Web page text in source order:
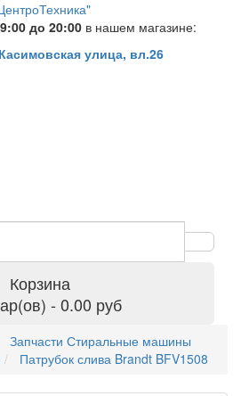
до 20:00 в нашем магазине:
улица, вл.26
Корзина
- 0.00 руб
Запчасти Стиральные машины
Патрубок слива Brandt BFV1508